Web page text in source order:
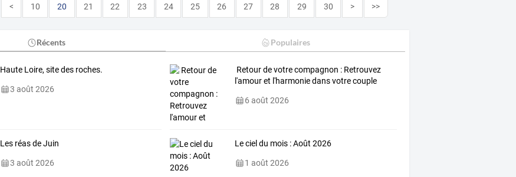
< 10 20 21 22 23 24 25 26 27 28 29 30 > >>
Récents Populaires
Haute Loire, site des roches.
3 août 2026
Retour de votre compagnon : Retrouvez
l'amour et l'harmonie dans votre couple
6 août 2026
Les réas de Juin
3 août 2026
Le ciel du mois : Août 2026
1 août 2026